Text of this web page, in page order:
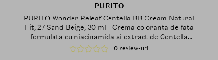
PURITO
PURITO Wonder Releaf Centella BB Cream Natural
Fit, 27 Sand Beige, 30 ml - Crema coloranta de fata
formulata cu niacinamida si extract de Centella
Asiatica, care contribuie la uniformizarea aspectului
tenului si la mentinerea confortului la aplicare
0 review-uri